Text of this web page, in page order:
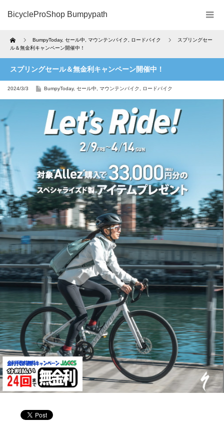
BicycleProShop Bumpypath
Home BumpyToday, セール中 マウンテンバイク ロードバイク
スプリングセー
ル＆無金利キャンペーン開催中！
スプリングセール＆無金利キャンペーン開催中！
2024/3/3 BumpyToday, セール中 マウンテンバイク ロードバイク